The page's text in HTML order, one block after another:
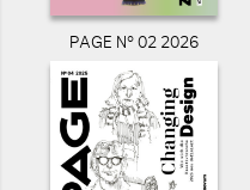
PAGE N° 02 2026